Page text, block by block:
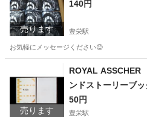
売ります
140円
豊栄駅
お気軽にメッセージください😊
売ります
ROYAL
ンドストーリーブ
50円
豊栄駅